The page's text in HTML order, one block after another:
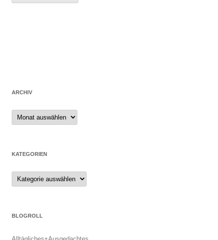
ARCHIV
Archiv
KATEGORIEN
Kategorien
BLOGROLL